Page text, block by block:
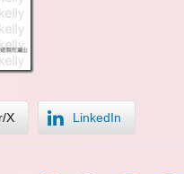
X LinkedIn